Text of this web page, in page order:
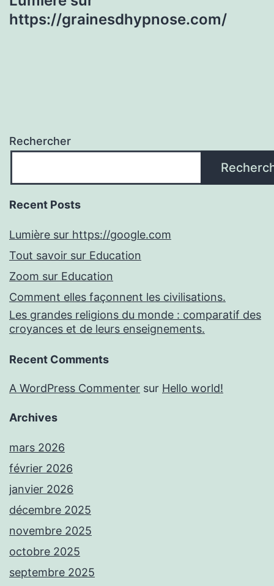
https://grainesdhypnose.com/
Rechercher
Recent Posts
Lumière sur https://google.com
Tout savoir sur Education
Zoom sur Education
Comment elles façonnent les civilisations.
Les grandes religions du monde : comparatif des
croyances et de leurs enseignements.
Recent Comments
A WordPress Commenter sur Hello world!
Archives
mars 2026
février 2026
janvier 2026
décembre 2025
novembre 2025
octobre 2025
septembre 2025